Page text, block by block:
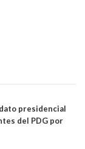
presidencial
del PDG por